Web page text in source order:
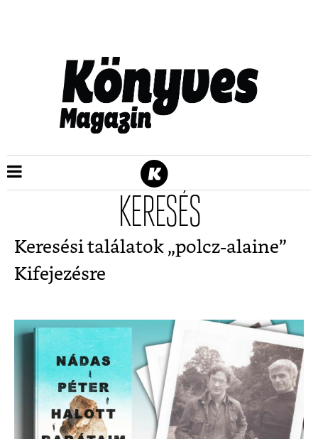
KERESÉS
Keresési találatok „polcz-alaine”
Kifejezésre